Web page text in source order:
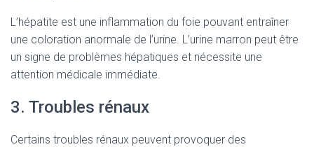
L’hépatite est une inflammation du foie pouvant entraîner
une coloration anormale de l’urine. L’urine marron peut être
un signe de problèmes hépatiques et nécessite une
attention médicale immédiate.
3. Troubles rénaux
Certains troubles rénaux peuvent provoquer des